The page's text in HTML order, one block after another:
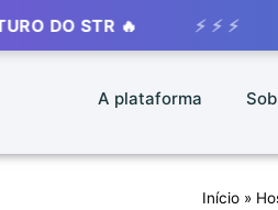
🔥 ⚡ ⚡ ⚡ 🚀
A plataforma
Início»